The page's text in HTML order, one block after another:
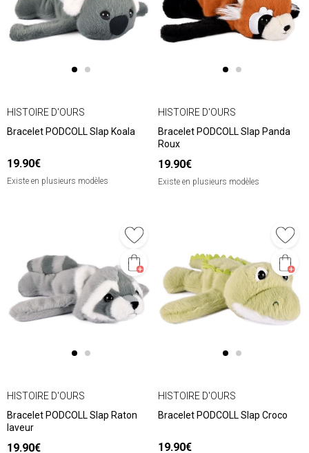
HISTOIRE D'OURS
Bracelet PODCOLL Slap Koala
19.90€
Existe en plusieurs modèles
HISTOIRE D'OURS
Bracelet PODCOLL Slap Panda
Roux
19.90€
Existe en plusieurs modèles
HISTOIRE D'OURS
Bracelet PODCOLL Slap Raton
laveur
19.90€
HISTOIRE D'OURS
Bracelet PODCOLL Slap Croco
19.90€